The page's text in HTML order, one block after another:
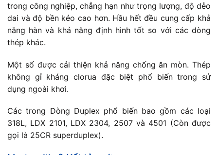
trong công nghiệp, chẳng hạn như trọng lượng, độ dẻo
dai và độ bền kéo cao hơn. Hầu hết đều cung cấp khả
năng hàn và khả năng định hình tốt so với các dòng
thép khác.
Một số được cải thiện khả năng chống ăn mòn. Thép
không gỉ kháng clorua đặc biệt phổ biến trong sử
dụng ngoài khơi.
Các trong Dòng Duplex phổ biến bao gồm các loại
318L, LDX 2101, LDX 2304, 2507 và 4501 (Còn được
gọi là 25CR superduplex).